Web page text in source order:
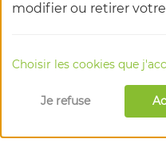
modifier ou retirer
Choisir les cookies que
Je refuse